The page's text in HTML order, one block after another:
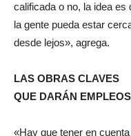
calificada o no, la idea es
la gente pueda estar
desde lejos», agrega.
LAS OBRAS CLAVES
QUE DARÁN EMPLEOS
«Hay que tener en